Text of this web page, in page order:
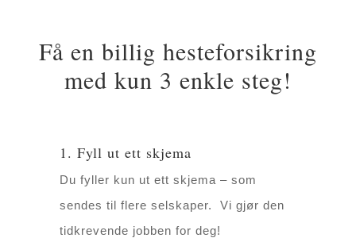
Få en billig hesteforsikring
med kun 3 enkle steg!
1. Fyll ut ett skjema
Du fyller kun ut ett skjema – som
sendes til flere selskaper. Vi gjør den
tidkrevende jobben for deg!